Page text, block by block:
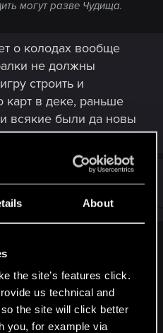
About
the site’s features click.
us technical and
the site will click better
you, for example via
могут разве Чудища.
о колодах вообще
не должны
строить и
карт в деке, раньше
всякие были да новы
вообще без
полностью вокруг
большинство карт в деке,
всякие были да новы